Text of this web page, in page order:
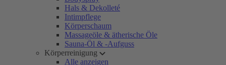
Hals & Dekolleté
Intimpflege
Körperschaum
Massageöle & ätherische Öle
Sauna-Öl & -Aufguss
Körperreinigung
Alle anzeigen